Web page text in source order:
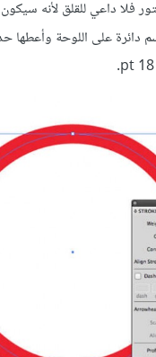
فلا داعي للقلق لأنه
دائرة على اللوحة وأعطها